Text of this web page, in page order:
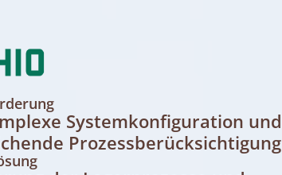
Systemkonfiguration und
Prozessberücksichtigung